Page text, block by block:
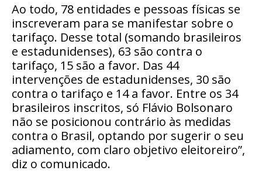
Ao todo, 78 entidades e pessoas físicas se
inscreveram para se manifestar sobre o
tarifaço. Desse total (somando brasileiros
e estadunidenses), 63 são contra o
tarifaço, 15 são a favor. Das 44
intervenções de estadunidenses, 30 são
contra o tarifaço e 14 a favor. Entre os 34
brasileiros inscritos, só Flávio Bolsonaro
não se posicionou contrário às medidas
contra o Brasil, optando por sugerir o seu
adiamento, com claro objetivo eleitoreiro”,
diz o comunicado.